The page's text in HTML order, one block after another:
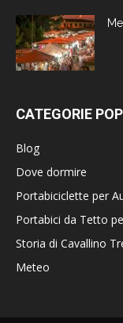
CATEGORIE
Blog
Dove dormire
Portabiciclette per
Portabici da Tetto
Storia di Cavallino
Meteo